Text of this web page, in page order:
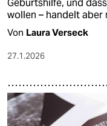
Geburtshilfe, und
wollen – handelt aber
Von Laura Verseck
27.1.2026